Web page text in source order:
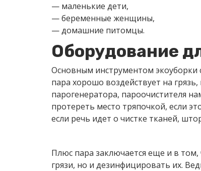
— маленькие дети,
— беременные женщины,
— домашние питомцы.
Оборудование
Основным инструментом экоуборки
пара хорошо воздействует на
парогенератора, пароочистителя
протереть место тряпочкой, если
если речь идет о чистке тканей,
Плюс пара заключается еще и в
грязи, но и дезинфицировать их.